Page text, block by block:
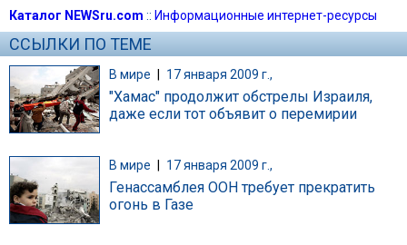
Каталог NEWSru.com :: Информационные интернет-ресурсы
ССЫЛКИ ПО ТЕМЕ
В мире | 17 января 2009 г.,
"Хамас" продолжит обстрелы Израиля,
даже если тот объявит о перемирии
В мире 17 января 2009 г.,
Генассамблея ООН требует прекратить
огонь в Газе